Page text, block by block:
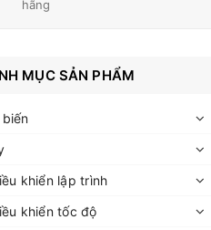
hãng
MỤC SẢN PHẨM
biến
khiển lập trình
khiển tốc độ